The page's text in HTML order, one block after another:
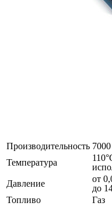
Производительность
Температура
Давление
от
до
Топливо
Газ